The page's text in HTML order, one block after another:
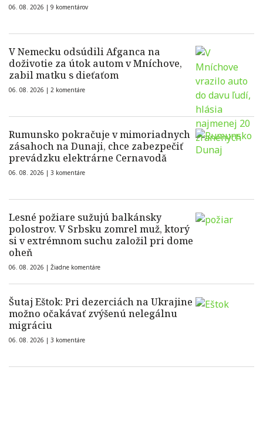
06. 08. 2026 | 9 komentárov
V Nemecku odsúdili Afganca na
doživotie za útok autom v Mníchove,
zabil matku s dieťaťom
06. 08. 2026 | 2 komentáre
Rumunsko pokračuje v mimoriadnych
zásahoch na Dunaji, chce zabezpečiť
prevádzku elektrárne Cernavodă
06. 08. 2026 | 3 komentáre
Lesné požiare sužujú balkánsky
polostrov. V Srbsku zomrel muž, ktorý
si v extrémnom suchu založil pri dome
oheň
06. 08. 2026 | Žiadne komentáre
Šutaj Eštok: Pri dezerciách na Ukrajine
možno očakávať zvýšenú nelegálnu
migráciu
06. 08. 2026 | 3 komentáre